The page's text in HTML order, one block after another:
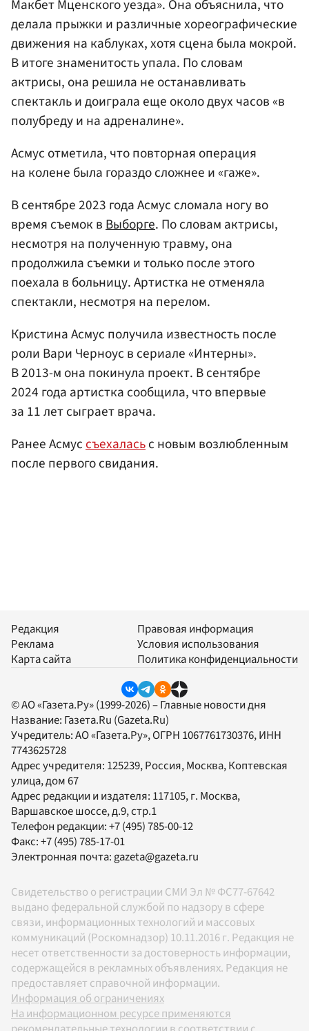
Макбет Мценского уезда». Она объяснила, что
делала прыжки и различные хореографические
движения на каблуках, хотя сцена была мокрой.
В итоге знаменитость упала. По словам
актрисы, она решила не останавливать
спектакль и доиграла еще около двух часов «в
полубреду и на адреналине».
Асмус отметила, что повторная операция
на колене была гораздо сложнее и «гаже».
В сентябре 2023 года Асмус сломала ногу во
время съемок вВыборге. По словам актрисы,
несмотря на полученную травму, она
продолжила съемки и только после этого
поехала в больницу. Артистка не отменяла
спектакли, несмотря на перелом.
Кристина Асмус получила известность после
роли Вари Черноус в сериале «Интерны».
В 2013-м она покинула проект. В сентябре
2024 года артистка сообщила, что впервые
за 11 лет сыграет врача.
Ранее Асмуссъехаласьс новым возлюбленным
после первого свидания.
Редакция
Реклама
Карта сайта
Правовая информация
Условия использования
Политика конфиденциальности
© АО «Газета.Ру» (1999-2026) – Главные новости дня
Название: Газета.Ru (Gazeta.Ru)
Учредитель:АО «Газета.Ру», ОГРН 1067761730376, ИНН
7743625728
Адрес учредителя: 125239, Россия, Москва, Коптевская
улица, дом 67
Адрес редакции и издателя: 117105, г. Москва,
Варшавское шоссе, д.9, стр.1
Телефон редакции:+7 (495) 785-00-12
Факс:+7 (495) 785-17-01
Электронная почта:gazeta@gazeta.ru
Свидетельство о регистрации СМИ Эл № ФС77-67642
выдано федеральной службой по надзору в сфере
связи, информационных технологий и массовых
коммуникаций (Роскомнадзор) 10.11.2016 г. Редакция не
несет ответственности за достоверность информации,
содержащейся в рекламных объявлениях. Редакция не
предоставляет справочной информации.
Информация об ограничениях
На информационном ресурсе применяются